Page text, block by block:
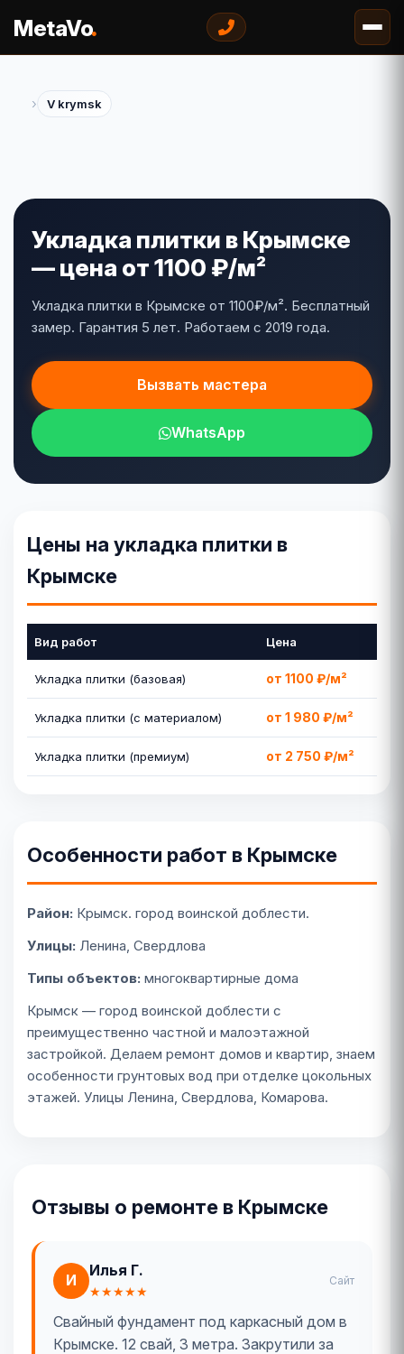
MetaVo.
› V krymsk
Укладка плитки в Крымске
— цена от 1100 ₽/м²
Укладка плитки в Крымске от 1100₽/м². Бесплатный
замер. Гарантия 5 лет. Работаем с 2019 года.
Вызвать мастера
WhatsApp
Цены на укладка плитки в
Крымске
Вид работ Цена
Укладка плитки (базовая) от 1100 ₽/м²
Укладка плитки (с материалом) от 1 980 ₽/м²
Укладка плитки (премиум) от 2 750 ₽/м²
Особенности работ в Крымске
Район: Крымск. город воинской доблести.
Улицы: Ленина, Свердлова
Типы объектов: многоквартирные дома
Крымск — город воинской доблести с
преимущественно частной и малоэтажной
застройкой. Делаем ремонт домов и квартир, знаем
особенности грунтовых вод при отделке цокольных
этажей. Улицы Ленина, Свердлова, Комарова.
Отзывы о ремонте в Крымске
И
Илья Г.
★★★★★
Сайт
Свайный фундамент под каркасный дом в
Крымске. 12 свай, 3 метра. Закрутили за